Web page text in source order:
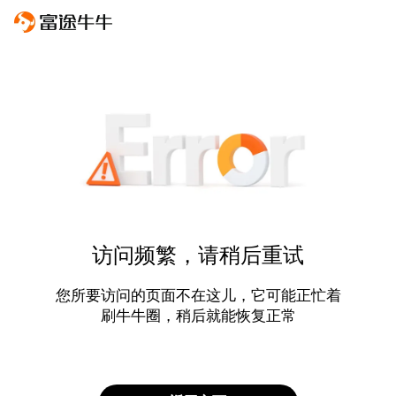
访问频繁，请稍后重试
您所要访问的页面不在这儿，它可能正忙着
刷牛牛圈，稍后就能恢复正常